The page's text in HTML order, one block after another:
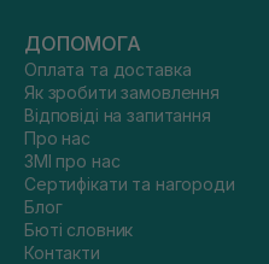
ДОПОМОГА
Оплата та доставка
Як зробити замовлення
Відповіді на запитання
Про нас
ЗМІ про нас
Сертифікати та нагороди
Блог
Бюті словник
Контакти